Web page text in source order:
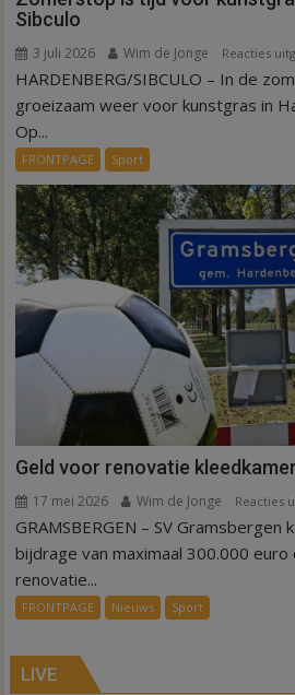
Sibculo
3 juli 2026 Wim de Jonge Reacties
HARDENBERG/SIBCULO – In de
groeizaam weer voor kunstgras in
Op...
FRONTPAGE Sport
Geld voor renovatie
17 mei 2026 Wim de Jonge Reacties
GRAMSBERGEN – SV
bijdrage van maximaal 300.000
renovatie...
FRONTPAGE Nieuws Sport
LIVE